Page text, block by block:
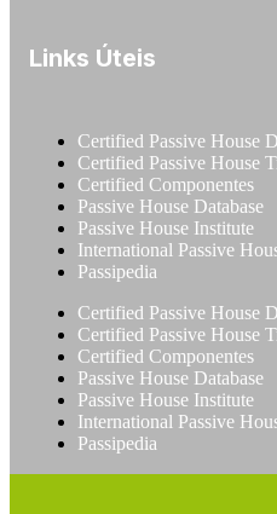
Links Úteis
Certified Passive House
Certified Passive House
Certified Componentes
Passive House Database
Passive House Institute
International Passive
Passipedia
Certified Passive House
Certified Passive House
Certified Componentes
Passive House Database
Passive House Institute
International Passive
Passipedia